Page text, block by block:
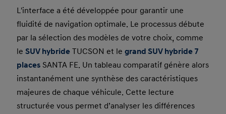
L'interface a été développée pour garantir une
fluidité de navigation optimale. Le processus débute
par la sélection des modèles de votre choix, comme
leSUV hybride TUCSON et legrand SUV hybride 7
places SANTA FE. Un tableau comparatif génère alors
instantanément une synthèse des caractéristiques
majeures de chaque véhicule. Cette lecture
structurée vous permet d’analyser les différences